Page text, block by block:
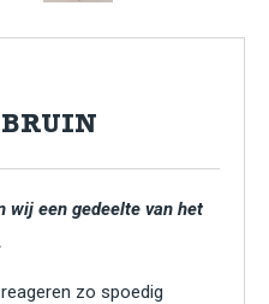
wij een gedeelte van het
zo spoedig